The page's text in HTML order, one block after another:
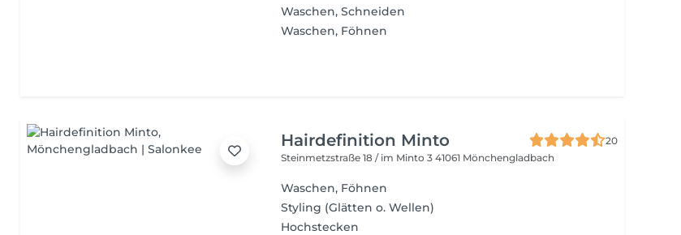
Waschen, Schneiden
Waschen, Föhnen
Hairdefinition Minto
20
Steinmetzstraße 18 / im Minto 341061 Mönchengladbach
Waschen, Föhnen
Styling (Glätten o. Wellen)
Hochstecken